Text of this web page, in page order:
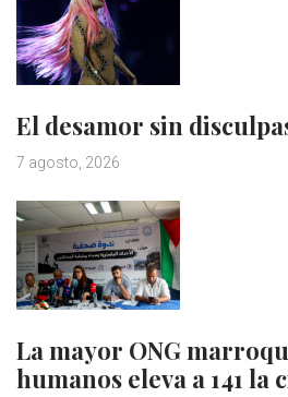
El desamor sin
7 agosto, 2026
La mayor ONG
humanos eleva a 141 la